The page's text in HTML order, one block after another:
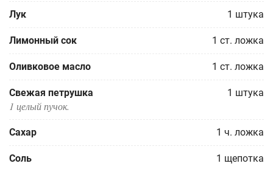
Лук 1 штука
Лимонный сок 1 ст. ложка
Оливковое масло 1 ст. ложка
Свежая петрушка 1 штука
1 целый пучок.
Сахар 1 ч. ложка
Соль 1 щепотка